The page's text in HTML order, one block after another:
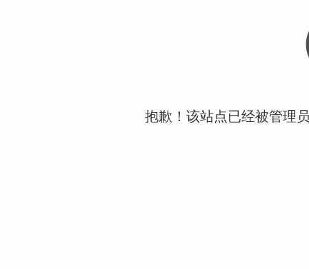
抱歉！该站点已经被管理